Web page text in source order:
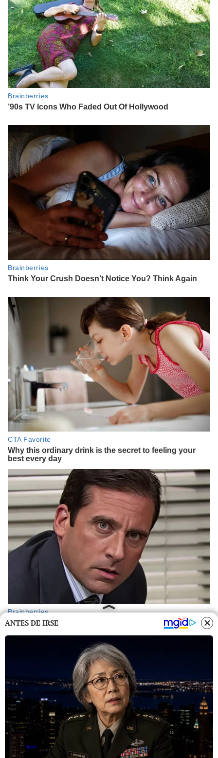
ANTES DE IRSE